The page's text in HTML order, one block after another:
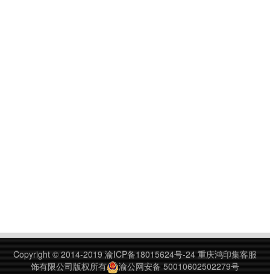
Copyright © 2014-2019 渝ICP备18015624号-24 重庆鸿印集客服
饰有限公司版权所有
渝公网安备 50010602502279号